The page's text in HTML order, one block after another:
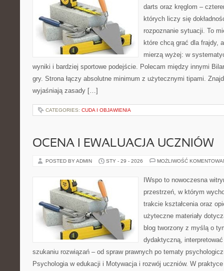
darts oraz kręglom –
których liczy się
rozpoznanie sytuacji. To
które chcą grać dla frajdy,
mierzą wyżej: w
wyniki i bardziej sportowe podejście. Polecam między innymi
gry. Strona łączy absolutne minimum z użytecznymi tipami.
wyjaśniają zasady […]
CATEGORIES: CUDA I OBJAWIENIA
OCENA I EWALUACJA UCZNIÓW
POSTED BY ADMIN STY - 29 - 2026 MOŻLIWOŚĆ
IWspo to nowoczesna
przestrzeń, w którym
trakcie kształcenia oraz
użyteczne materiały
blog tworzony z myślą o
dydaktyczną,
szukaniu rozwiązań – od spraw prawnych po tematy
Psychologia w edukacji i Motywacja i rozwój uczniów. W